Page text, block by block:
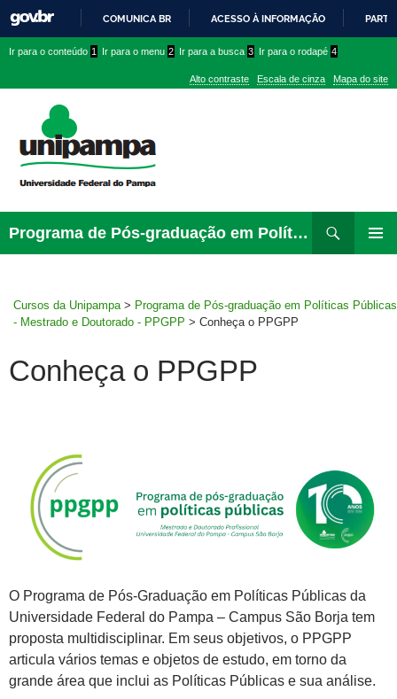
PARA
CONTEÚDO
COMUNICA BR ACESSO À INFORMAÇÃO
conteúdo
menu
superior
menu
Ir para o conteúdo 1 Ir para o menu 2 Ir para a busca 3 Ir para o rodapé 4
Alto contraste Escala de cinza Mapa do site
Programa de Pós-graduação em Políticas Públicas – Mestrado e Doutorado – PPGPP
para
Cursos da Unipampa > Programa de Pós-graduação em Políticas Públicas
- Mestrado e Doutorado - PPGPP > Conheça o PPGPP
Conheça o PPGPP
O Programa de Pós-Graduação em Políticas Públicas da
Universidade Federal do Pampa – Campus São Borja tem
proposta multidisciplinar. Em seus objetivos, o PPGPP
articula vários temas e objetos de estudo, em torno da
grande área que inclui as Políticas Públicas e sua análise.